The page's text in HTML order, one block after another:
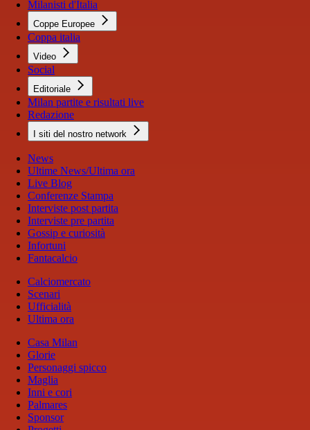
Milanisti d'Italia
Coppe Europee
Coppa italia
Video
Social
Editoriale
Milan partite e risultati live
Redazione
I siti del nostro network
News
Ultime News/Ultima ora
Live Blog
Conferenze Stampa
Interviste post partita
Interviste pre partita
Gossip e curiosità
Infortuni
Fantacalcio
Calciomercato
Scenari
Ufficialità
Ultima ora
Casa Milan
Glorie
Personaggi spicco
Maglia
Inni e cori
Palmares
Sponsor